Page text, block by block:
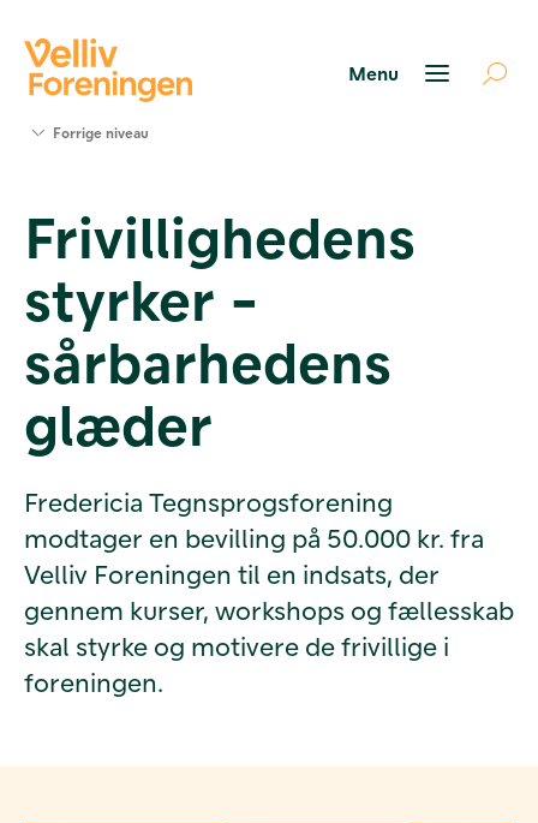
Værktøjer
og viden
Om Velliv
Foreningen
Kontakt
os
Forrige niveau
Frivillighedens
styrker -
sårbarhedens
glæder
Fredericia Tegnsprogsforening
modtager en bevilling på 50.000 kr. fra
Velliv Foreningen til en indsats, der
gennem kurser, workshops og fællesskab
skal styrke og motivere de frivillige i
foreningen.